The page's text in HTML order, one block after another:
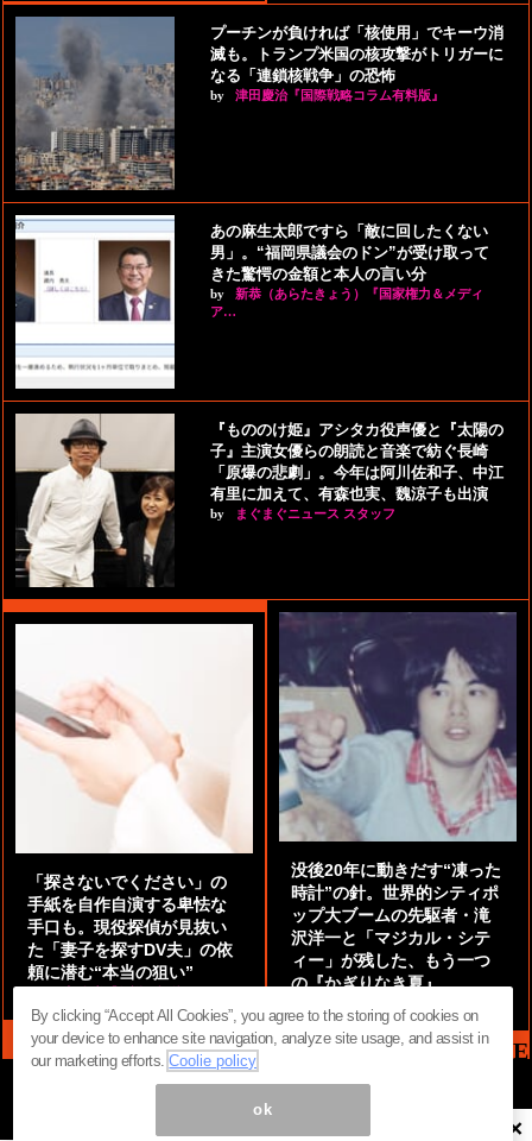
プーチンが負ければ「核使用」でキーウ消
滅も。トランプ米国の核攻撃がトリガーに
なる「連鎖核戦争」の恐怖
by 津田慶治『国際戦略コラム有料版』
あの麻生太郎ですら「敵に回したくない
男」。“福岡県議会のドン”が受け取って
きた驚愕の金額と本人の言い分
by
新恭（あらたきょう）『国家権力＆メディ
ア…
『もののけ姫』アシタカ役声優と『太陽の
子』主演女優らの朗読と音楽で紡ぐ長崎
「原爆の悲劇」。今年は阿川佐和子、中江
有里に加えて、有森也実、魏涼子も出演
by まぐまぐニュース スタッフ
「探さないでください」の
手紙を自作自演する卑怯な
手口も。現役探偵が見抜い
た「妻子を探すDV夫」の依
頼に潜む“本当の狙い”
没後20年に動きだす“凍った
時計”の針。世界的シティポ
ップ大ブームの先駆者・滝
沢洋一と「マジカル・シテ
ィー」が残した、もう一つ
の『かぎりなき夏』
MAG2 NEWS HEADLINE
ページ内の商標は全て商標権者に属します。無断転載を禁じます。 © ×
By clicking “Accept All Cookies”, you agree to the storing of cookies on
your device to enhance site navigation, analyze site usage, and assist in
our marketing efforts.Coolie policy
ok